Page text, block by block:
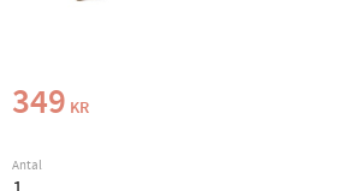
349 KR
Antal